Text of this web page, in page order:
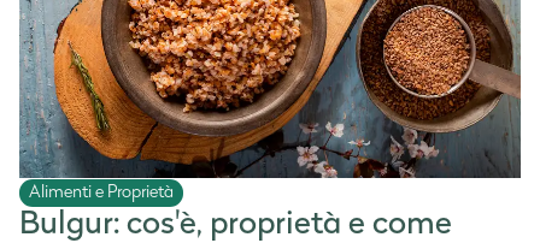
Alimenti e Proprietà
Bulgur: cos'è, proprietà e come